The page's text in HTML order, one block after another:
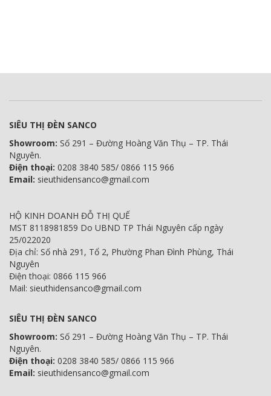
SIÊU THỊ ĐÈN SANCO
Showroom: Số 291 – Đường Hoàng Văn Thụ – TP. Thái
Nguyên.
Điện thoại: 0208 3840 585/ 0866 115 966
Email: sieuthidensanco@gmail.com
HỘ KINH DOANH ĐỖ THỊ QUẾ
MST 8118981859 Do UBND TP Thái Nguyên cấp ngày
25/022020
Địa chỉ: Số nhà 291, Tổ 2, Phường Phan Đình Phùng, Thái
Nguyên
Điện thoại: 0866 115 966
Mail: sieuthidensanco@gmail.com
SIÊU THỊ ĐÈN SANCO
Showroom: Số 291 – Đường Hoàng Văn Thụ – TP. Thái
Nguyên.
Điện thoại: 0208 3840 585/ 0866 115 966
Email: sieuthidensanco@gmail.com